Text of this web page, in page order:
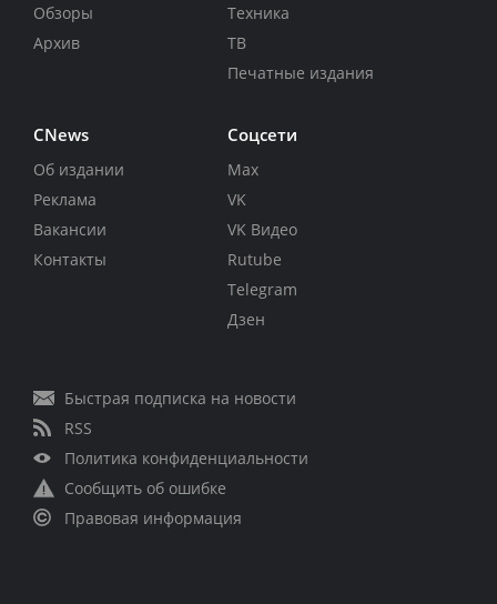
Обзоры
Архив
Техника
ТВ
Печатные издания
CNews
Об издании
Реклама
Вакансии
Контакты
Соцсети
Max
VK
VK Видео
Rutube
Telegram
Дзен
Быстрая подписка на новости
RSS
Политика конфиденциальности
Сообщить об ошибке
Правовая информация